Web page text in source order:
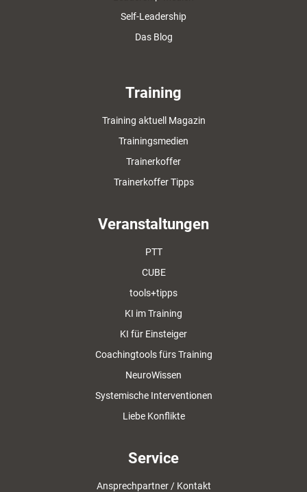
Self-Leadership
Das Blog
Training
Training aktuell Magazin
Trainingsmedien
Trainerkoffer
Trainerkoffer Tipps
Veranstaltungen
PTT
CUBE
tools+tipps
KI im Training
KI für Einsteiger
Coachingtools fürs Training
NeuroWissen
Systemische Interventionen
Liebe Konflikte
Service
Ansprechpartner / Kontakt